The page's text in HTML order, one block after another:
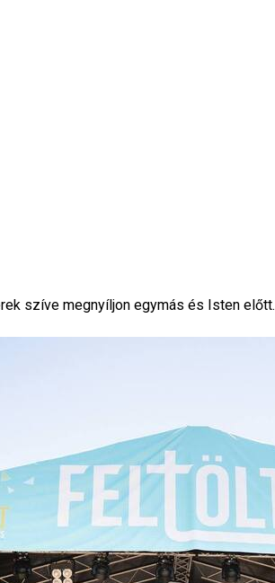
szíve megnyíljon egymás és Isten előtt.